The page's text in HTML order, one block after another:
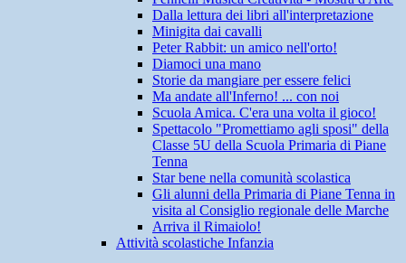
Dalla lettura dei libri all'interpretazione
Minigita dai cavalli
Peter Rabbit: un amico nell'orto!
Diamoci una mano
Storie da mangiare per essere felici
Ma andate all'Inferno! ... con noi
Scuola Amica. C'era una volta il gioco!
Spettacolo "Promettiamo agli sposi" della
Classe 5U della Scuola Primaria di Piane
Tenna
Star bene nella comunità scolastica
Gli alunni della Primaria di Piane Tenna in
visita al Consiglio regionale delle Marche
Arriva il Rimaiolo!
Attività scolastiche Infanzia